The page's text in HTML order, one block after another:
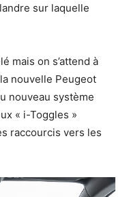
sur laquelle
mais on s’attend à
nouvelle Peugeot
nouveau système
« i-Toggles »
raccourcis vers les